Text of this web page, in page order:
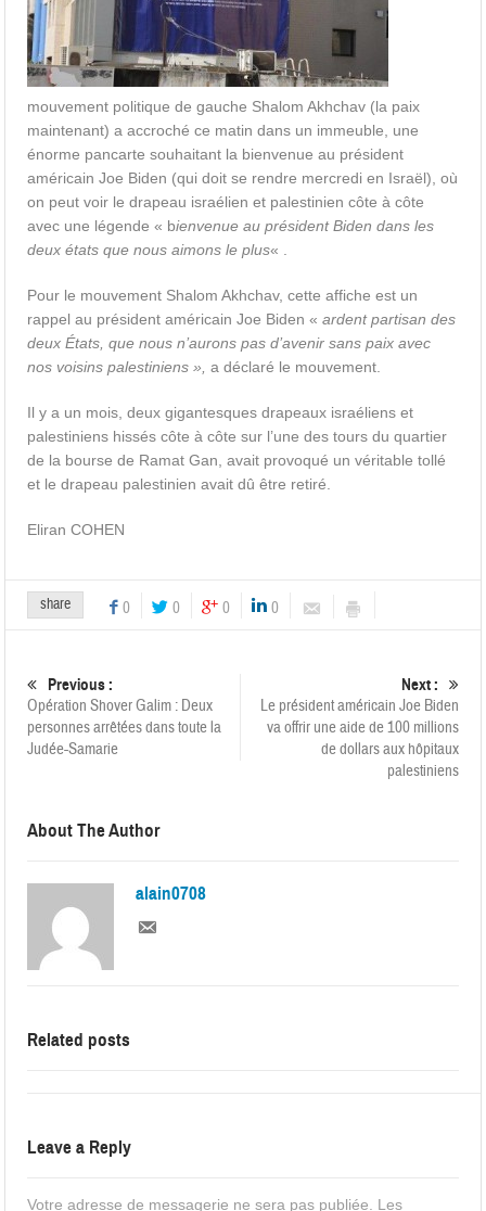
mouvement politique de gauche Shalom Akhchav (la paix
maintenant) a accroché ce matin dans un immeuble, une
énorme pancarte souhaitant la bienvenue au président
américain Joe Biden (qui doit se rendre mercredi en Israël), où
on peut voir le drapeau israélien et palestinien côte à côte
avec une légende « bienvenue au président Biden dans les
deux états que nous aimons le plus« .
Pour le mouvement Shalom Akhchav, cette affiche est un
rappel au président américain Joe Biden «ardent partisan des
deux États, que nous n’aurons pas d’avenir sans paix avec
nos voisins palestiniens »,a déclaré le mouvement.
Il y a un mois, deux gigantesques drapeaux israéliens et
palestiniens hissés côte à côte sur l’une des tours du quartier
de la bourse de Ramat Gan, avait provoqué un véritable tollé
et le drapeau palestinien avait dû être retiré.
Eliran COHEN
share 0 0 0 0
Previous :
Opération Shover Galim : Deux
personnes arrêtées dans toute la
Judée-Samarie
Next :
Le président américain Joe Biden
va offrir une aide de 100 millions
de dollars aux hôpitaux
palestiniens
About The Author
alain0708
Related posts
Leave a Reply
Votre adresse de messagerie ne sera pas publiée.
Les